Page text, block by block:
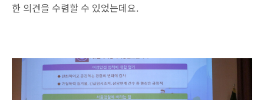
한 의견을 수렴할 수 있었는데요.